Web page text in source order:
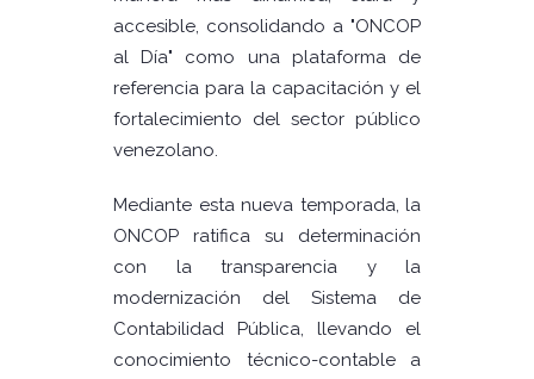
accesible, consolidando a "ONCOP
al Día" como una plataforma de
referencia para la capacitación y el
fortalecimiento del sector público
venezolano.
Mediante esta nueva temporada, la
ONCOP ratifica su determinación
con la transparencia y la
modernización del Sistema de
Contabilidad Pública, llevando el
conocimiento técnico-contable a